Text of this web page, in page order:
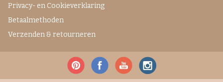
Privacy- en Cookieverklaring
Betaalmethoden
Verzenden & retourneren